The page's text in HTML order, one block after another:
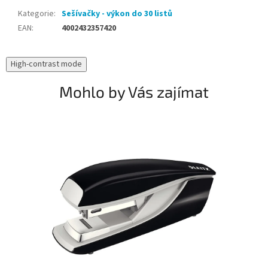
Kategorie: Sešívačky - výkon do 30 listů
EAN: 4002432357420
High-contrast mode
Mohlo by Vás zajímat